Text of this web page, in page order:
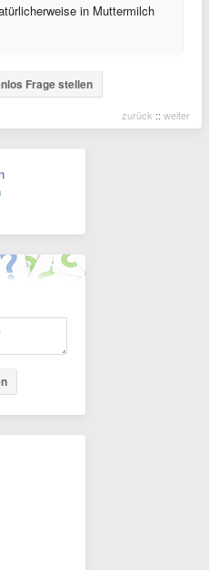
in Muttermilch
Frage stellen
zurück :: weiter